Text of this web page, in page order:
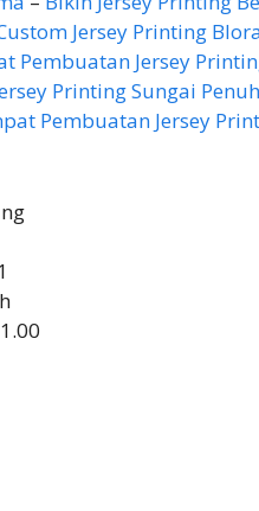
Jersey Printing
Pembuatan Jersey
Printing Sungai Penuh
Pembuatan Jersey